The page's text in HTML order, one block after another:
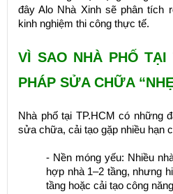
đây Alo Nhà Xinh sẽ phân tích
kinh nghiệm thi công thực tế.
VÌ SAO NHÀ PHỐ TẠI
PHÁP SỬA CHỮA
Nhà phố tại TP.HCM có những
sửa chữa, cải tạo gặp nhiều hạn
- Nền móng yếu: Nhiều
hợp nhà 1–2 tầng, nhưng
tầng hoặc cải tạo công